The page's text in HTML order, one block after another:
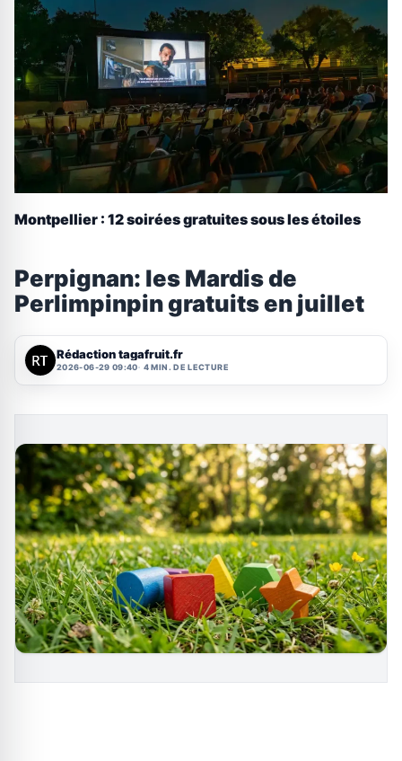
Montpellier : 12 soirées gratuites sous les étoiles
Perpignan: les Mardis de
Perlimpinpin gratuits en juillet
Rédaction tagafruit.fr
2026-06-29 09:40 4 MIN. DE LECTURE